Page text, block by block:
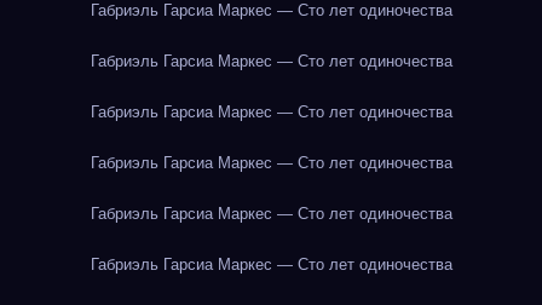
Габриэль Гарсиа Маркес — Сто лет одиночества
Габриэль Гарсиа Маркес — Сто лет одиночества
Габриэль Гарсиа Маркес — Сто лет одиночества
Габриэль Гарсиа Маркес — Сто лет одиночества
Габриэль Гарсиа Маркес — Сто лет одиночества
Габриэль Гарсиа Маркес — Сто лет одиночества